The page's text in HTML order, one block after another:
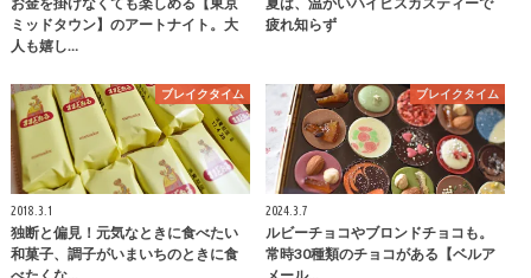
ミッドタウン】のアートナイト。大
人も嬉し…
疲れ知らず
ブレイクタイム
2018.3.1
独断と偏見！元気なときに食べたい
和菓子、調子がいまいちのときに食
ブレイクタイム
2024.3.7
ルビーチョコやブロンドチョコも。
常時30種類のチョコがある【ベルア